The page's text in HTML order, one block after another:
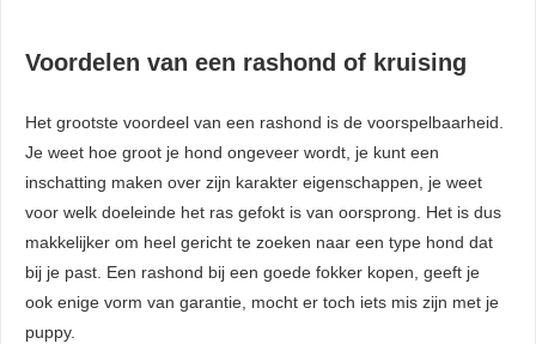
Voordelen van een rashond of kruising
Het grootste voordeel van een rashond is de voorspelbaarheid.
Je weet hoe groot je hond ongeveer wordt, je kunt een
inschatting maken over zijn karakter eigenschappen, je weet
voor welk doeleinde het ras gefokt is van oorsprong. Het is dus
makkelijker om heel gericht te zoeken naar een type hond dat
bij je past. Een rashond bij een goede fokker kopen, geeft je
ook enige vorm van garantie, mocht er toch iets mis zijn met je
puppy.